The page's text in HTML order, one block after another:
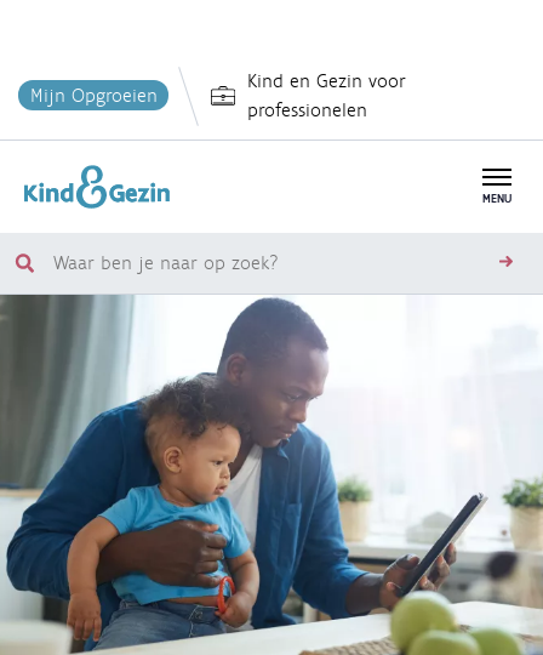
en
inhoud
Mijn Opgroeien
Kind en Gezin voor
professionelen
MENU
Waar